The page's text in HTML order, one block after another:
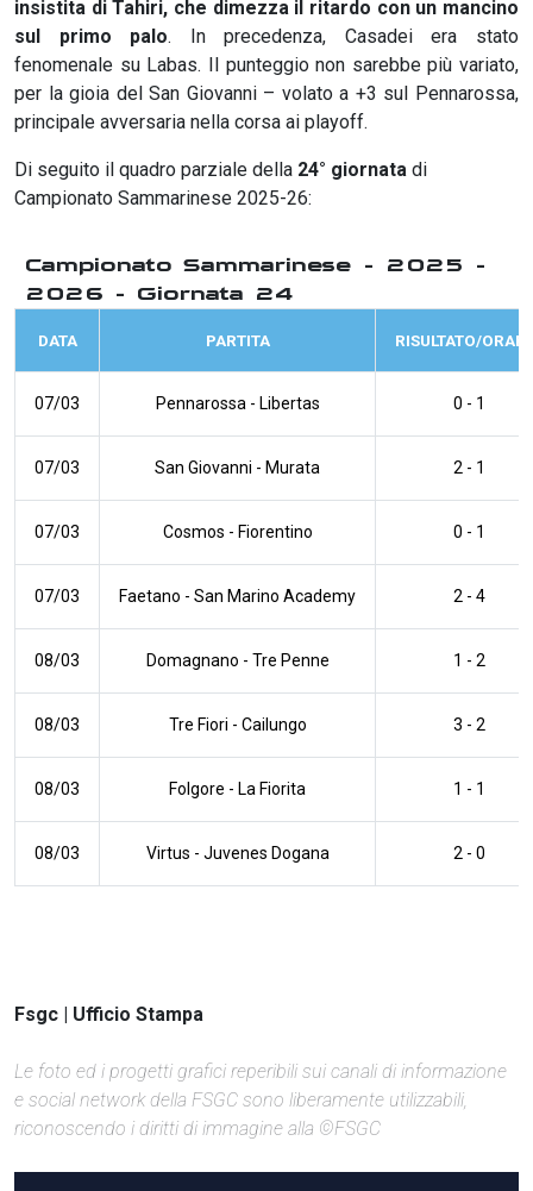
insistita di Tahiri, che dimezza il ritardo con un mancino
sul primo palo. In precedenza, Casadei era stato
fenomenale su Labas. Il punteggio non sarebbe più variato,
per la gioia del San Giovanni – volato a +3 sul Pennarossa,
principale avversaria nella corsa ai playoff.
Di seguito il quadro parziale della 24° giornata di
Campionato Sammarinese 2025-26:
Campionato Sammarinese - 2025 -
2026 - Giornata 24
DATA PARTITA RISULTATO/
07/03 Pennarossa - Libertas 0 - 1
07/03 San Giovanni - Murata 2 - 1
07/03 Cosmos - Fiorentino 0 - 1
07/03 Faetano - San Marino Academy 2 - 4
08/03 Domagnano - Tre Penne 1 - 2
08/03 Tre Fiori - Cailungo 3 - 2
08/03 Folgore - La Fiorita 1 - 1
08/03 Virtus - Juvenes Dogana 2 - 0
Fsgc | Ufficio Stampa
Le foto ed i progetti grafici reperibili sui canali di informazione
e social network della FSGC sono liberamente utilizzabili,
riconoscendo i diritti di immagine alla ©FSGC